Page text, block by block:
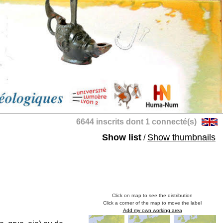
6644 inscrits dont 1 connecté(s)
Show list / Show thumbnails
Click on map to see the distribution
Click a corner of the map to move the label
Add my own working area